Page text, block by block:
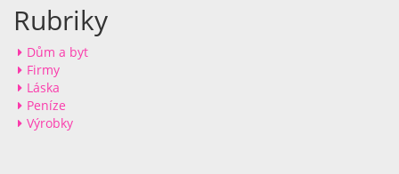
Rubriky
Dům a byt
Firmy
Láska
Peníze
Výrobky